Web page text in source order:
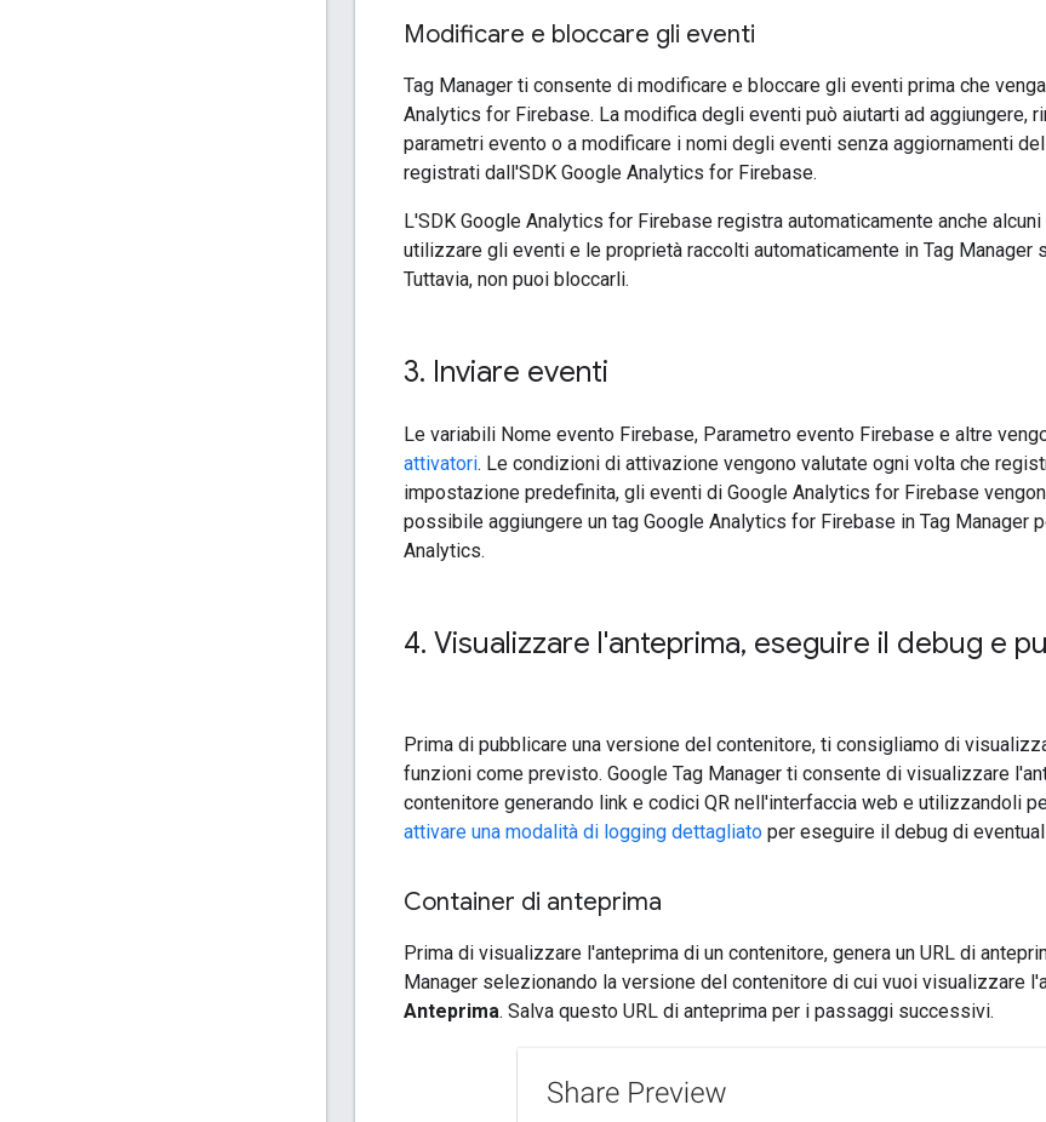
Modificare e bloccare gli eventi
Tag Manager ti consente di modificare e bloccare gli eventi prima che
Analytics for Firebase. La modifica degli eventi può aiutarti ad aggiungere,
parametri evento o a modificare i nomi degli eventi senza aggiornamenti
registrati dall'SDK Google Analytics for Firebase.
L'SDK Google Analytics for Firebase registra automaticamente anche alcuni
utilizzare gli eventi e le proprietà raccolti automaticamente in Tag Manager
Tuttavia, non puoi bloccarli.
3. Inviare eventi
Le variabili Nome evento Firebase, Parametro evento Firebase e altre
attivatori. Le condizioni di attivazione vengono valutate ogni volta che
impostazione predefinita, gli eventi di Google Analytics for Firebase
possibile aggiungere un tag Google Analytics for Firebase in Tag Manager
Analytics.
4. Visualizzare l'anteprima, eseguire il debug e
Prima di pubblicare una versione del contenitore, ti consigliamo di
funzioni come previsto. Google Tag Manager ti consente di visualizzare
contenitore generando link e codici QR nell'interfaccia web e utilizzandoli
attivare una modalità di logging dettagliato per eseguire il debug di
Container di anteprima
Prima di visualizzare l'anteprima di un contenitore, genera un URL di
Manager selezionando la versione del contenitore di cui vuoi visualizzare
Anteprima. Salva questo URL di anteprima per i passaggi successivi.